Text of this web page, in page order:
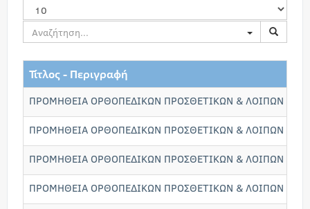
Toggle
Τίτλος - Περιγραφή
ΠΡΟΜΗΘΕΙΑ ΟΡΘΟΠΕΔΙΚΩΝ ΠΡΟΣΘΕΤΙΚΩΝ & ΛΟΙΠΩΝ
ΠΡΟΜΗΘΕΙΑ ΟΡΘΟΠΕΔΙΚΩΝ ΠΡΟΣΘΕΤΙΚΩΝ & ΛΟΙΠΩΝ
ΠΡΟΜΗΘΕΙΑ ΟΡΘΟΠΕΔΙΚΩΝ ΠΡΟΣΘΕΤΙΚΩΝ & ΛΟΙΠΩΝ
ΠΡΟΜΗΘΕΙΑ ΟΡΘΟΠΕΔΙΚΩΝ ΠΡΟΣΘΕΤΙΚΩΝ & ΛΟΙΠΩΝ